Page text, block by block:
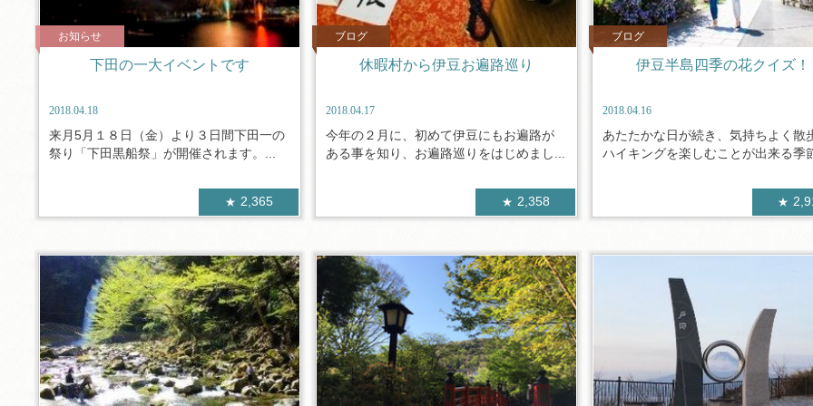
お知らせ
下田の一大イベントです
2018.04.18
来月5月１８日（金）より３日間下田一の
祭り「下田黒船祭」が開催されます。...
2,365
ブログ
休暇村から伊豆お遍路巡り
2018.04.17
今年の２月に、初めて伊豆にもお遍路が
ある事を知り、お遍路巡りをはじめまし...
2,358
ブログ
伊豆半島四季の花クイズ！
2018.04.16
あたたかな日が続き、気持ちよく散
ハイキングを楽しむことが出来る季